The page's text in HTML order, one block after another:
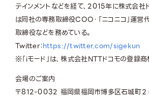
テインメントなどを経て、2015年に株式会社
は同社の専務取締役COO・「ニコニコ」運営
取締役などを務めている。
Twitter：https://twitter.com/sigekun
※「iモード」は、株式会社NTTドコモの登録商
会場のご案内
〒812-0032 福岡県福岡市博多区石城町２